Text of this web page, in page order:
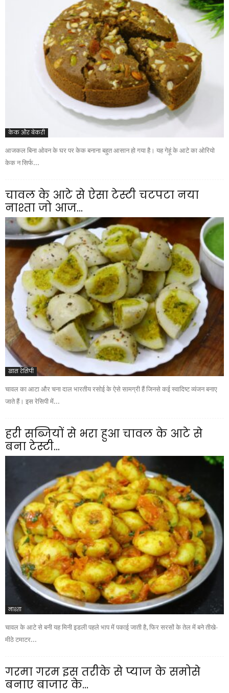
केक और बेकरी
आजकल बिना ओवन के घर पर केक बनाना बहुत आसान हो गया है। यह गेहूं के आटे का ओरियो
केक न सिर्फ...
चावल के आटे से ऐसा टेस्टी चटपटा नया
नाश्ता जो आज...
खास रेसिपी
चावल का आटा और चना दाल भारतीय रसोई के ऐसे सामग्री हैं जिनसे कई स्वादिष्ट व्यंजन बनाए
जाते हैं। इस रेसिपी में...
हरी सब्जियों से भरा हुआ चावल के आटे से
बना टेस्टी...
नाश्ता
चावल के आटे से बनी यह मिनी इडली पहले भाप में पकाई जाती है, फिर सरसों के तेल में बने तीखे-
मीठे टमाटर...
गरमा गरम इस तरीके से प्याज के समोसे
बनाए बाजार के...